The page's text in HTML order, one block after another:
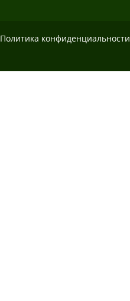
Политика конфиденциальности